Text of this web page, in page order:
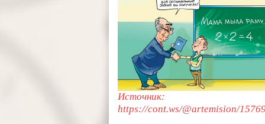
Источник:
https://cont.ws/@artemision/